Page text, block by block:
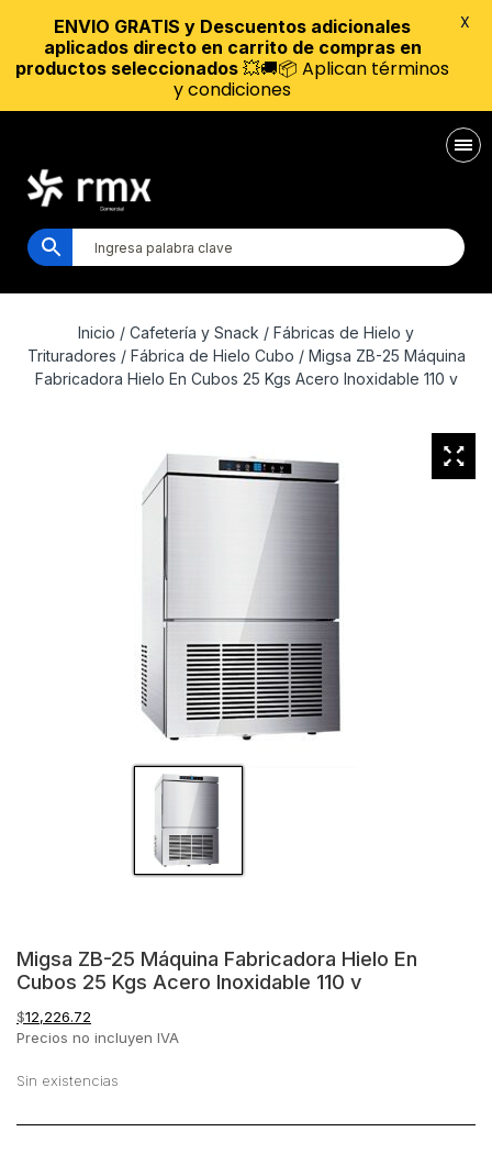
Inicio / Cafetería y Snack / Fábricas de Hielo y
Trituradores / Fábrica de Hielo Cubo / Migsa ZB-25 Máquina
Fabricadora Hielo En Cubos 25 Kgs Acero Inoxidable 110 v
Migsa ZB-25 Máquina Fabricadora Hielo En
Cubos 25 Kgs Acero Inoxidable 110 v
$12,226.72
Precios no incluyen IVA
Sin existencias
ENVIO GRATIS y Descuentos adicionales
aplicados directo en carrito de compras en
productos seleccionados 💥🚚📦 Aplican términos
y condiciones
X